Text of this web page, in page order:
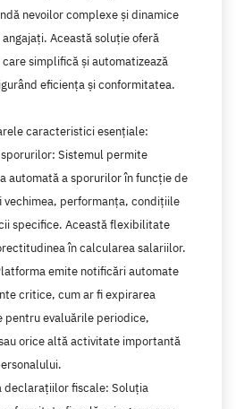
nevoilor complexe și dinamice
Această soluție oferă
simplifică și automatizează
eficiența și conformitatea.
caracteristici esențiale:
Sistemul permite
automată a sporurilor în funcție de
performanța, condițiile
specifice. Această flexibilitate
în calcularea salariilor.
emite notificări automate
critice, cum ar fi expirarea
evaluările periodice,
orice altă activitate importantă
declarațiilor fiscale: Soluția